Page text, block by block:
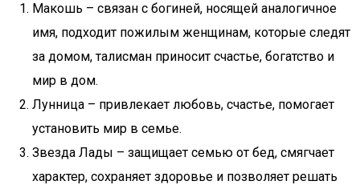
Макошь – связан с богиней, носящей аналогичное
имя, подходит пожилым женщинам, которые следят
за домом, талисман приносит счастье, богатство и
мир в дом.
Лунница – привлекает любовь, счастье, помогает
установить мир в семье.
Звезда Лады – защищает семью от бед, смягчает
характер, сохраняет здоровье и позволяет решать